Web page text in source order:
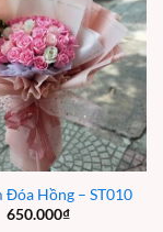
Đóa Hồng – ST010
650.000₫